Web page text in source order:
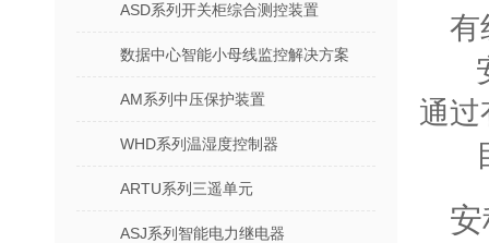
ASD系列开关柜综合测控装置
数据中心智能小母线监控解决方案
AM系列中压保护装置
WHD系列温湿度控制器
ARTU系列三遥单元
ASJ系列智能电力继电器
有
通过